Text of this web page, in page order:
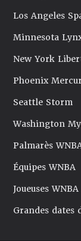
Los Angeles
Minnesota
New York
Phoenix
Seattle Storm
Washington
Palmarès
Équipes WNBA
Joueuses WNBA
Grandes dates